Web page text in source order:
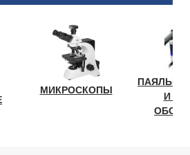
МИКРОСКОПЫ
И